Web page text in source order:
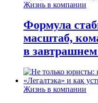
Жизнь в компании
Формула
масштаб,
в
Жизнь в компании